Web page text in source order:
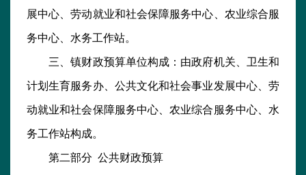
展中心、劳动就业和社会保障服务中心、农业综合服
务中心、水务工作站。
三、镇财政预算单位构成：由政府机关、卫生和
计划生育服务办、公共文化和社会事业发展中心、劳
动就业和社会保障服务中心、农业综合服务中心、水
务工作站构成。
第二部分 公共财政预算